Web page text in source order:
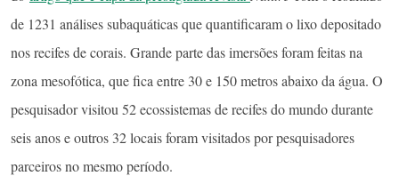
de 1231 análises subaquáticas que quantificaram o lixo depositado
nos recifes de corais. Grande parte das imersões foram feitas na
zona mesofótica, que fica entre 30 e 150 metros abaixo da água. O
pesquisador visitou 52 ecossistemas de recifes do mundo durante
seis anos e outros 32 locais foram visitados por pesquisadores
parceiros no mesmo período.